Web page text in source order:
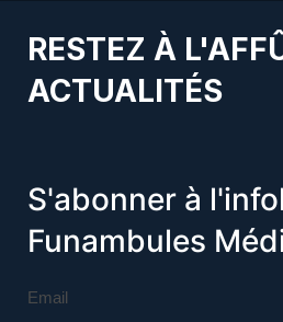
RESTEZ À
ACTUALITÉS
S'abonner à
Funambules
Email